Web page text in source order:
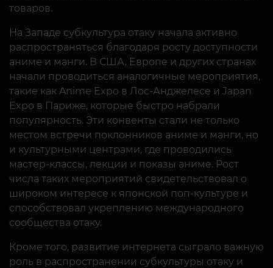
товаров.
На Западе субкультура отаку начала активно
распространяться благодаря росту доступности
аниме и манги. В США, Европе и других странах
начали проводиться аналогичные мероприятия,
такие как Anime Expo в Лос-Анджелесе и Japan
Expo в Париже, которые быстро набрали
популярность. Эти конвенты стали не только
местом встречи поклонников аниме и манги, но
и культурными центрами, где проводились
мастер-классы, лекции и показы аниме. Рост
числа таких мероприятий свидетельствовал о
широком интересе к японской поп-культуре и
способствовал укреплению международного
сообщества отаку.
Кроме того, развитие интернета сыграло важную
роль в распространении субкультуры отаку и